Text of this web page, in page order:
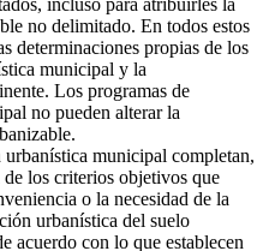
no delimitado. En todos estos
determinaciones propias de los
municipal y la
Los programas de
no pueden alterar la
municipal completan,
los criterios objetivos que
o la necesidad de la
urbanística del suelo
acuerdo con lo que establecen